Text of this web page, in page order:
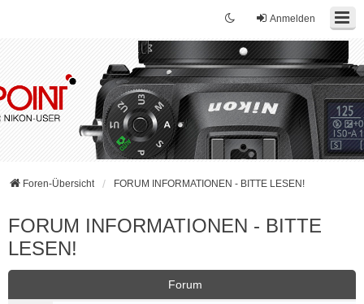
Anmelden
Foren-Übersicht FORUM INFORMATIONEN - BITTE LESEN!
FORUM INFORMATIONEN - BITTE
LESEN!
Forum